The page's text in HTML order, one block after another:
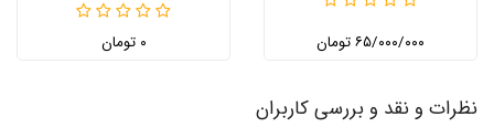
۶۵/۰۰۰/۰۰۰ تومان ۰ تومان
نظرات و نقد و بررسی کاربران